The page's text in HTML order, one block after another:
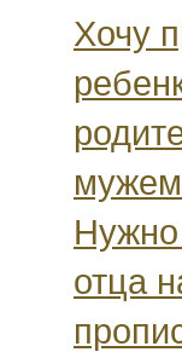
Хочу
Нужно
отца